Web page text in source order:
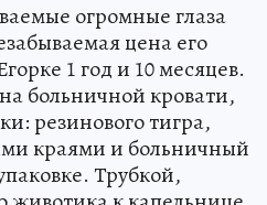
огромные глаза
цена его
1 год и 10 месяцев.
больничной кровати,
резинового тигра,
краями и больничный
Трубкой,